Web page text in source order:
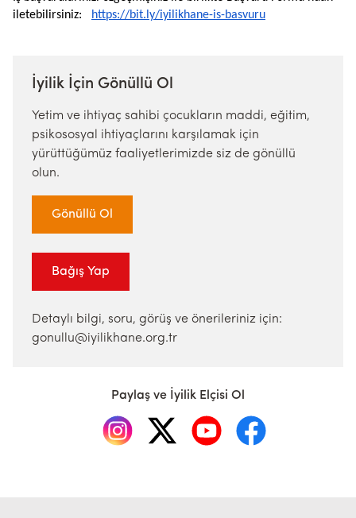
İyilik İçin Gönüllü Ol
Yetim ve ihtiyaç sahibi çocukların maddi, eğitim,
psikososyal ihtiyaçlarını karşılamak için
yürüttüğümüz faaliyetlerimizde siz de gönüllü
olun.
Gönüllü Ol
Bağış Yap
Detaylı bilgi, soru, görüş ve önerileriniz için:
gonullu@iyilikhane.org.tr
Paylaş ve İyilik Elçisi Ol
iletebilirsiniz:
https://bit.ly/iyilikhane-is-basvuru